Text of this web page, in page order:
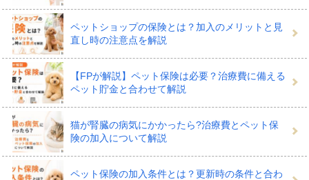
ものが一般的ですが、一部には全額支払われるものもあ
ります。
そのほかにも、１日1万円・年間100万円までなど支払わ
れる補償額に上限がある、通院は年間20日、手術は年間2
回までなど回数が限定されている場合もあります。
一部のペット保険には、保険の請求を動物病院の窓口で
できる「窓口精算サービス」がついており、わが子の受
ペットショップの保険とは？加入のメリットと見
直し時の注意点を解説
【FPが解説】ペット保険は必要？治療費に備える
ペット貯金と合わせて解説
猫が腎臓の病気にかかったら?治療費とペット保
険の加入について解説
ペット保険の加入条件とは？更新時の条件と合わ